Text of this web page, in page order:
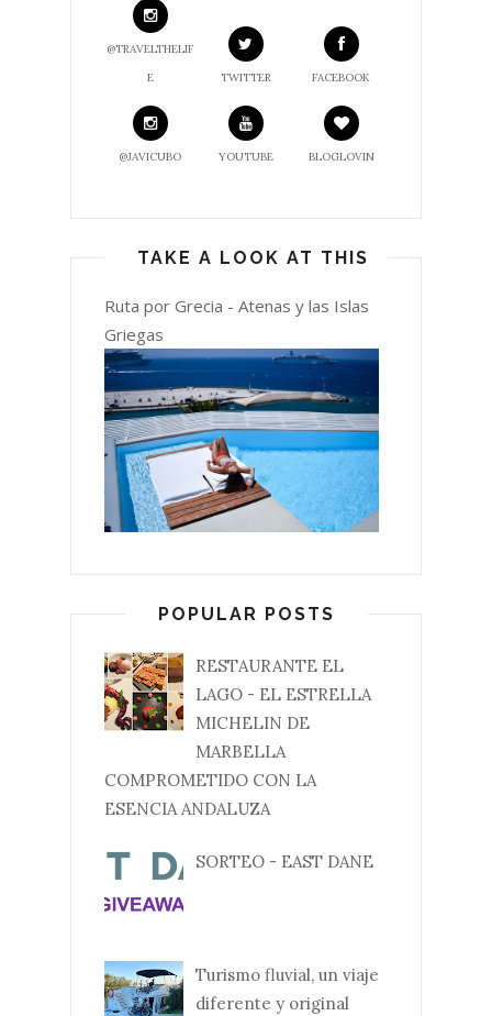
@TRAVELTHELIF
E
TWITTER FACEBOOK
@JAVICUBO YOUTUBE BLOGLOVIN
TAKE A LOOK AT THIS
Ruta por Grecia - Atenas y las Islas
Griegas
POPULAR POSTS
RESTAURANTE EL
LAGO - EL ESTRELLA
MICHELIN DE
MARBELLA
COMPROMETIDO CON LA
ESENCIA ANDALUZA
SORTEO - EAST DANE
Turismo fluvial, un viaje
diferente y original